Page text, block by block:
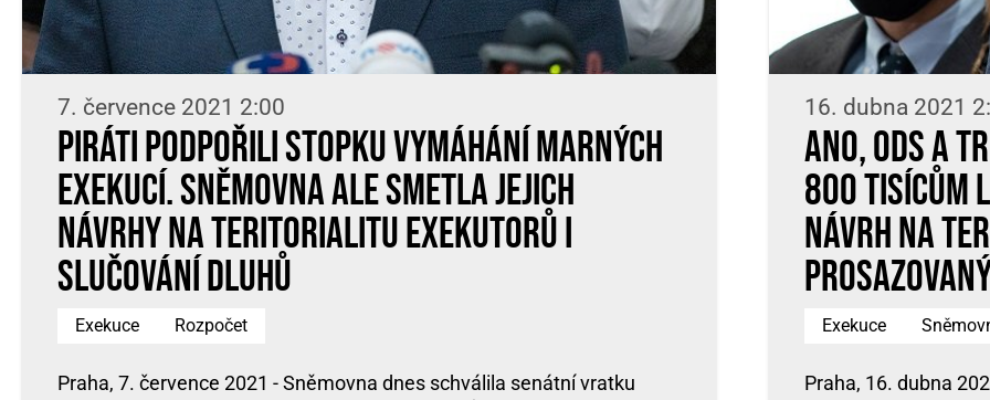
7. července 2021 2:00
Piráti podpořili stopku vymáhání marných
exekucí. Sněmovna ale smetla jejich
návrhy na teritorialitu exekutorů i
slučování dluhů
Exekuce Rozpočet
Praha, 7. července 2021 - Sněmovna dnes schválila senátní vratku
16. dubna 2021
ANO, ODS
800 tisícům
návrh na
Exekuce
Praha, 16. dubna